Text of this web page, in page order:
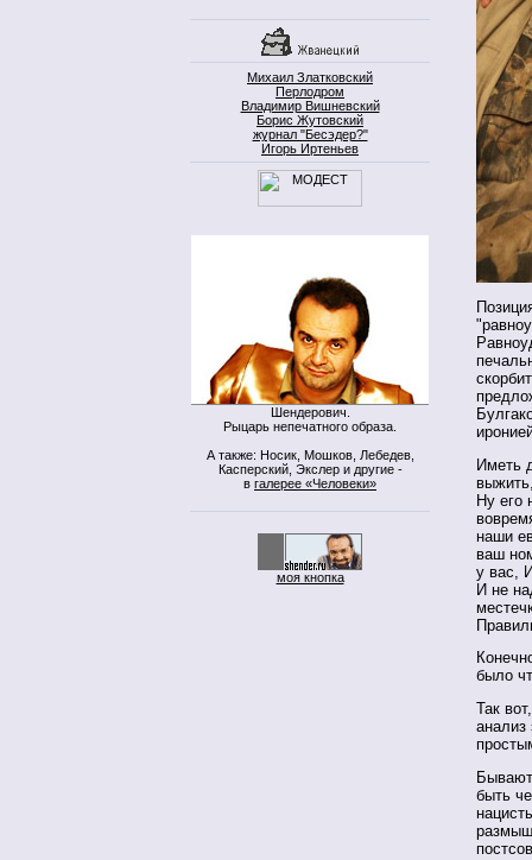
Михаил Златковский
Перлодром
Владимир Вишневский
Борис Жутовский
журнал "Бесэдер?"
Игорь Иртеньев
Шендерович.
Рыцарь непечатного образа.
А также: Носик, Мошков, Лебедев,
Касперский, Экслер и другие -
в галерее «Человеки»
моя кнопка
Иметь
Ну его
наши
ваш
у вас,
И не
было
Так
анализ
быть